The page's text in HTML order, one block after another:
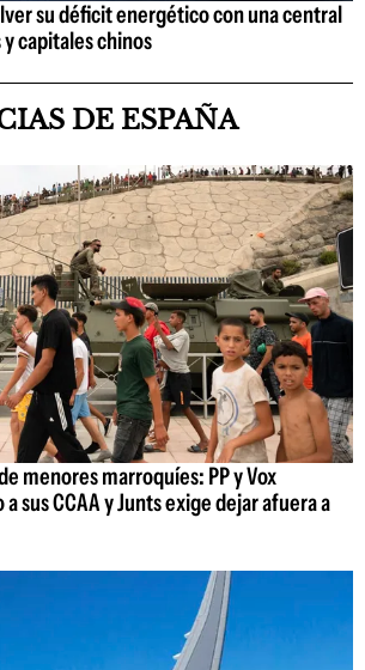
su déficit energético con una central
capitales chinos
DE ESPAÑA
menores marroquíes: PP y Vox
sus CCAA y Junts exige dejar afuera a